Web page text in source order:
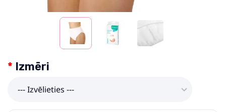
Izmēri
--- Izvēlieties ---